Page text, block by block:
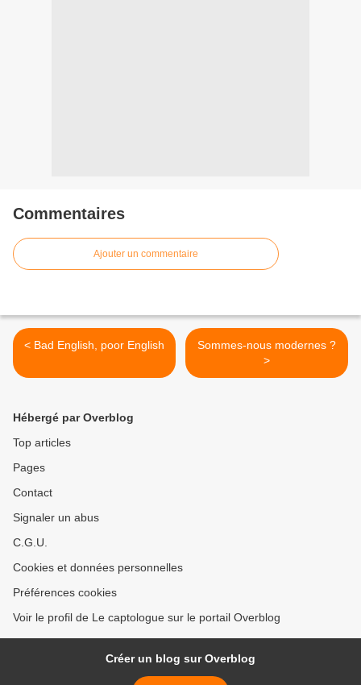
Commentaires
Ajouter un commentaire
< Bad English, poor English
Sommes-nous modernes ?
>
Hébergé par Overblog
Top articles
Pages
Contact
Signaler un abus
C.G.U.
Cookies et données personnelles
Préférences cookies
Voir le profil de Le captologue sur le portail Overblog
Créer un blog sur Overblog